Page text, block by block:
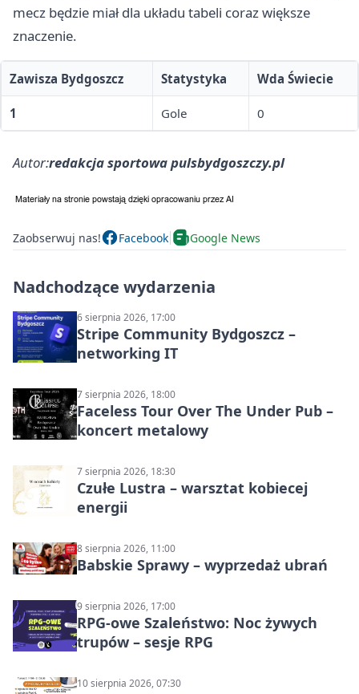
mecz będzie miał dla układu tabeli coraz większe
znaczenie.
Zawisza Bydgoszcz Statystyka Wda Świecie
1 Gole 0
Autor:redakcja sportowa pulsbydgoszczy.pl
Zaobserwuj nas! Facebook Google News
Nadchodzące wydarzenia
6 sierpnia 2026, 17:00
Stripe Community Bydgoszcz –
networking IT
7 sierpnia 2026, 18:00
Faceless Tour Over The Under Pub –
koncert metalowy
7 sierpnia 2026, 18:30
Czułe Lustra – warsztat kobiecej
energii
8 sierpnia 2026, 11:00
Babskie Sprawy – wyprzedaż ubrań
9 sierpnia 2026, 17:00
RPG-owe Szaleństwo: Noc żywych
trupów – sesje RPG
10 sierpnia 2026, 07:30